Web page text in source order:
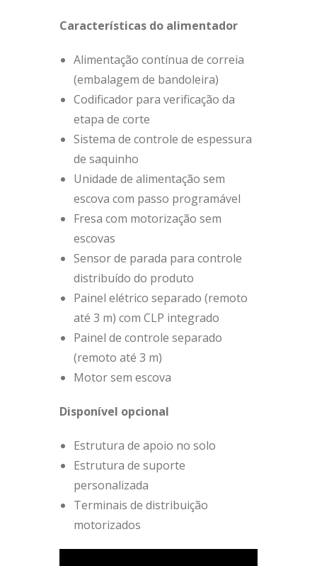
Características do alimentador
Alimentação contínua de correia
(embalagem de bandoleira)
Codificador para verificação da
etapa de corte
Sistema de controle de espessura
de saquinho
Unidade de alimentação sem
escova com passo programável
Fresa com motorização sem
escovas
Sensor de parada para controle
distribuído do produto
Painel elétrico separado (remoto
até 3 m) com CLP integrado
Painel de controle separado
(remoto até 3 m)
Motor sem escova
Disponível opcional
Estrutura de apoio no solo
Estrutura de suporte
personalizada
Terminais de distribuição
motorizados